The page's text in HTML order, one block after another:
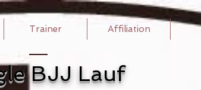
Trainer Affiliation
BJJ Lauf